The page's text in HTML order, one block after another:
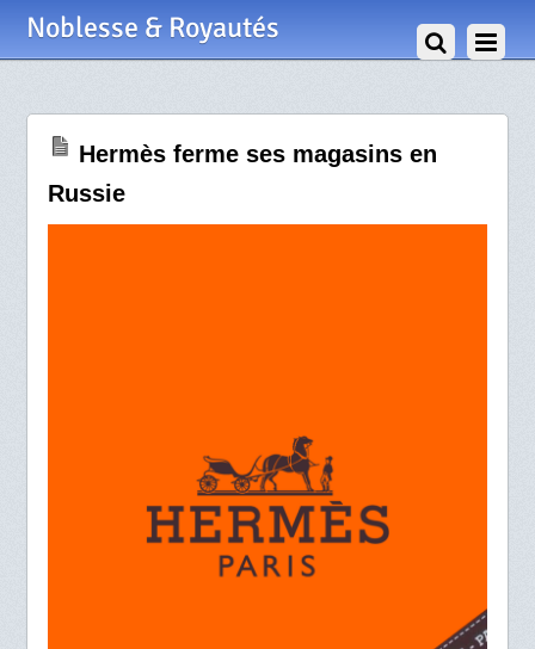
Noblesse & Royautés
Hermès ferme ses magasins en
Russie